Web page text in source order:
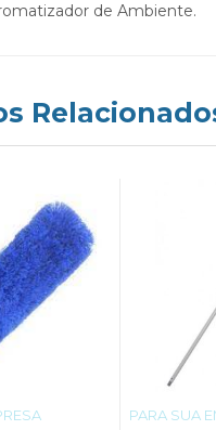
de Ambiente.
PARA SUA